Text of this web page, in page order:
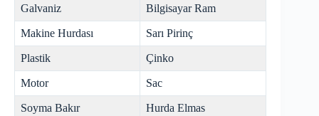
Galvaniz Bilgisayar Ram
Makine Hurdası Sarı Pirinç
Plastik Çinko
Motor Sac
Soyma Bakır Hurda Elmas